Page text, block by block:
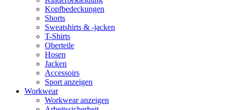
Kopfbedeckungen
Shorts
Sweatshirts & -jacken
T-Shirts
Oberteile
Hosen
Jacken
Accessoirs
Sport anzeigen
Workwear
Workwear anzeigen